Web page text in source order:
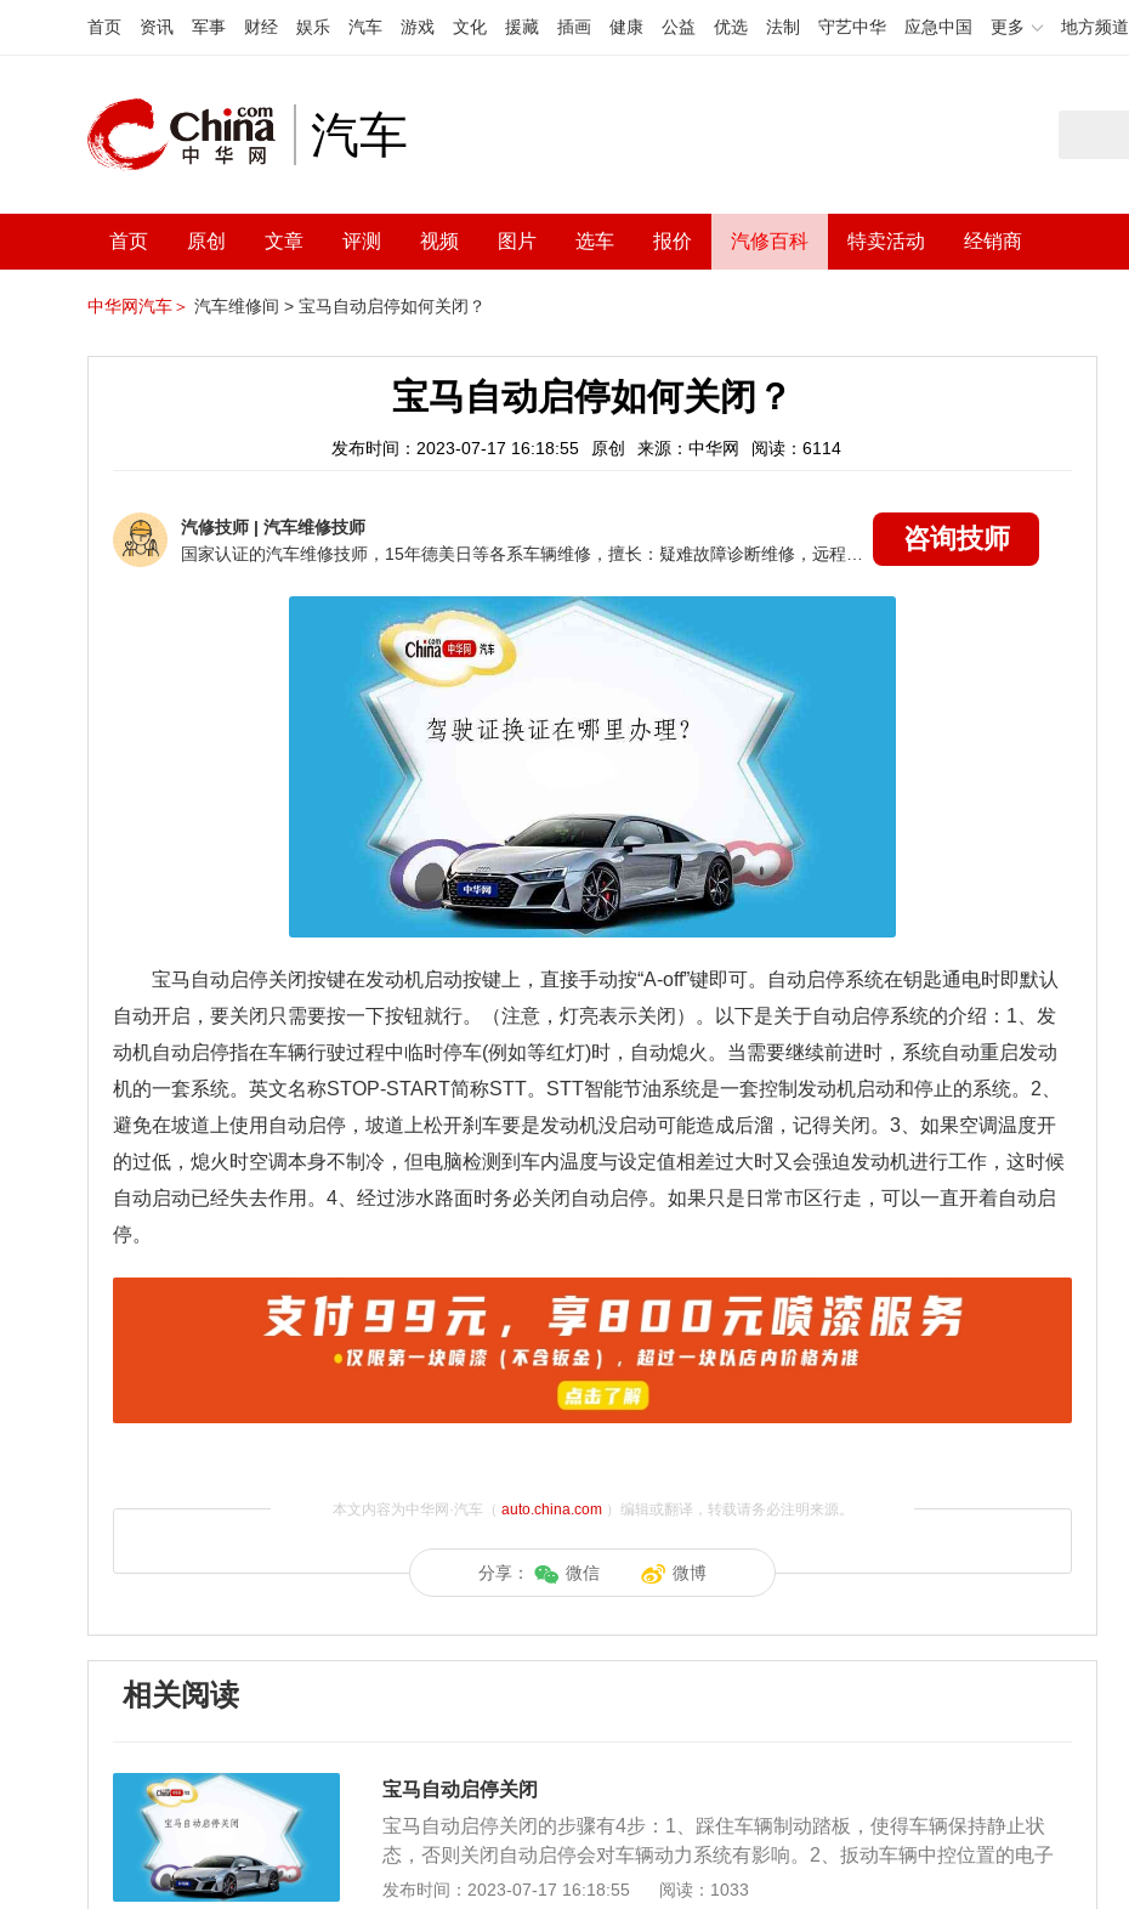
首页 资讯 军事 财经 娱乐 汽车 游戏 文化 援藏 插画 健康 公益 优选 法制 守艺中华 应急中国 更多 地方频道
汽车
首页 原创 文章 评测 视频 图片 选车 报价 汽修百科 特卖活动 经销商
中华网汽车＞ 汽车维修间 > 宝马自动启停如何关闭？
宝马自动启停如何关闭？
发布时间：2023-07-17 16:18:55 原创 来源：中华网 阅读：6114
汽修技师 | 汽车维修技师
咨询技师
宝马自动启停关闭按键在发动机启动按键上，直接手动按“A-off”键即可。自动启停系统在钥匙通电时即默认
自动开启，要关闭只需要按一下按钮就行。（注意，灯亮表示关闭）。以下是关于自动启停系统的介绍：1、发
动机自动启停指在车辆行驶过程中临时停车(例如等红灯)时，自动熄火。当需要继续前进时，系统自动重启发动
机的一套系统。英文名称STOP-START简称STT。STT智能节油系统是一套控制发动机启动和停止的系统。2、
避免在坡道上使用自动启停，坡道上松开刹车要是发动机没启动可能造成后溜，记得关闭。3、如果空调温度开
的过低，熄火时空调本身不制冷，但电脑检测到车内温度与设定值相差过大时又会强迫发动机进行工作，这时候
自动启动已经失去作用。4、经过涉水路面时务必关闭自动启停。如果只是日常市区行走，可以一直开着自动启
停。
本文内容为中华网·汽车（ auto.china.com）编辑或翻译，转载请务必注明来源。
分享： 微信 微博
相关阅读
宝马自动启停关闭
宝马自动启停关闭的步骤有4步：1、踩住车辆制动踏板，使得车辆保持静止状
态，否则关闭自动启停会对车辆动力系统有影响。2、扳动车辆中控位置的电子
刹车按钮，防止车辆溜车。3、在车辆仪表盘边上找到自动启停按键。4、点击下
发布时间：2023-07-17 16:18:55 阅读：1033